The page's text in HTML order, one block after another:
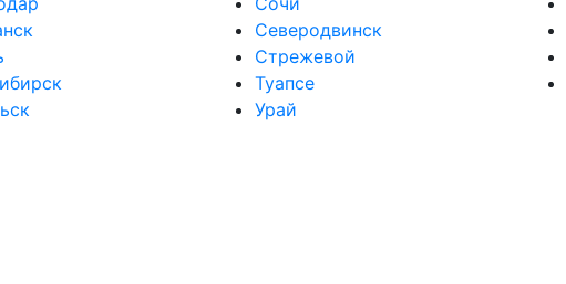
Северодвинск
Стрежевой
Туапсе
Урай